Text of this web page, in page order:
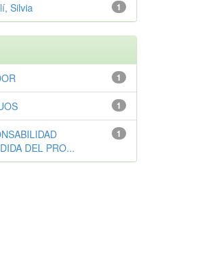
1
Silvia
1
1
1
DEL PRO...